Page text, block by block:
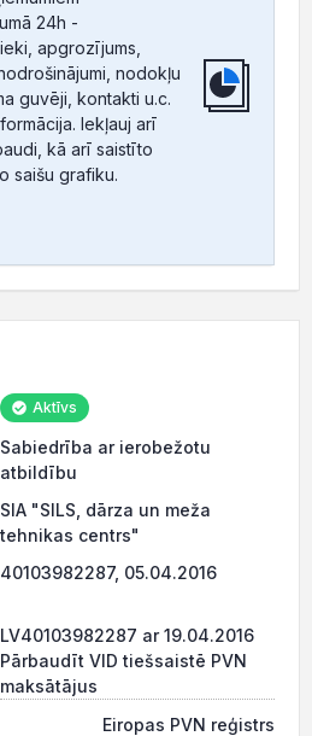
24h -
apgrozījums,
nodokļu
guvēji, kontakti u.c.
Iekļauj arī
kā arī saistīto
saišu grafiku.
Aktīvs
Sabiedrība ar ierobežotu
atbildību
SIA "SILS, dārza un meža
tehnikas centrs"
40103982287, 05.04.2016
LV40103982287 ar 19.04.2016
Pārbaudīt VID tiešsaistē PVN
maksātājus
Eiropas PVN reģistrs